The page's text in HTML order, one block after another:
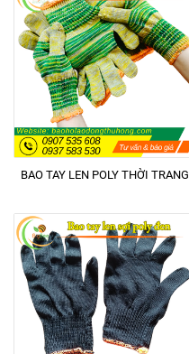
BAO TAY LEN POLY THỜI TRANG